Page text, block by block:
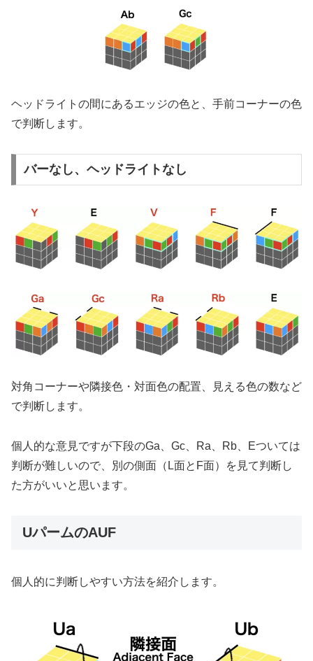
ヘッドライトの間にあるエッジの色と、手前コーナーの色
で判断します。
バーなし、ヘッドライトなし
対角コーナーや隣接色・対面色の配置、見える色の数など
で判断します。
個人的な意見ですが下段のGa、Gc、Ra、Rb、Eついては
判断が難しいので、別の側面（L面とF面）を見て判断し
た方がいいと思います。
UパームのAUF
個人的に判断しやすい方法を紹介します。